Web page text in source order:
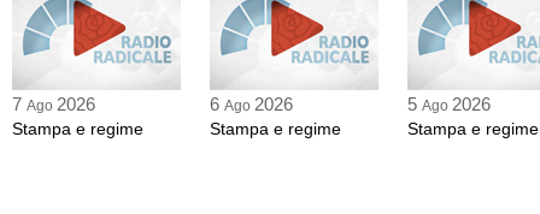
7 Ago 2026
Stampa e regime
6 Ago 2026
Stampa e regime
5 Ago 2026
Stampa e regime